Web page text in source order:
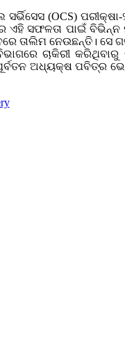
(OCS)
ସଫଳତା ପାଇଁ
ତାଲିମ ନେଉଛନ୍ତି। ସେ
ଚାକିରୀ କରିଥିବାରୁ
ଅଧ୍ୟକ୍ଷ ପବିତ୍ର